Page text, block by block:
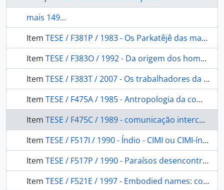
mais 149...
Item TESE / F381P / 1983 - Os Parkatêjê das matas dos tocantins: a epopéia de um líder Timbira
Item TESE / F383O / 1992 - Da origem dos homens à conquista da escrita: um estudo sobre povos indígenas e educação escolar no Brasil
Item TESE / F383T / 2007 - Os trabalhadores da comissão rondon: violência esquecimento e silêncio nos caminhos do telégrafo (1907-1915)
Item TESE / F475A / 1985 - Antropologia da comunicação aplicada à educação sanitária entre os Nambique do Vale Guaporé
Item TESE / F475C / 1989 - comunicação intercultural em saúde: subsídios para uma ação social em educação indígena
Item TESE / F517I / 1990 - Índio - CIMI ou CIMI-índio?: a razão crítica de uma "nova" perspectiva interétnica e missionária
Item TESE / F517P / 1990 - Paraísos desencontrados: a ação missionária indigenista e a proposta do CIMI
Item TESE / F521E / 1997 - Embodied names: construing Nambiquara personhood through naming practices